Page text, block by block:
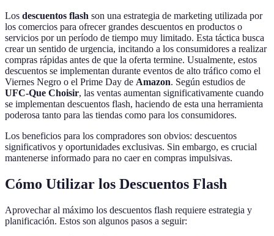
Los descuentos flash son una estrategia de marketing utilizada por
los comercios para ofrecer grandes descuentos en productos o
servicios por un período de tiempo muy limitado. Esta táctica busca
crear un sentido de urgencia, incitando a los consumidores a realizar
compras rápidas antes de que la oferta termine. Usualmente, estos
descuentos se implementan durante eventos de alto tráfico como el
Viernes Negro o el Prime Day de Amazon. Según estudios de
UFC-Que Choisir, las ventas aumentan significativamente cuando
se implementan descuentos flash, haciendo de esta una herramienta
poderosa tanto para las tiendas como para los consumidores.
Los beneficios para los compradores son obvios: descuentos
significativos y oportunidades exclusivas. Sin embargo, es crucial
mantenerse informado para no caer en compras impulsivas.
Cómo Utilizar los Descuentos Flash
Aprovechar al máximo los descuentos flash requiere estrategia y
planificación. Estos son algunos pasos a seguir: